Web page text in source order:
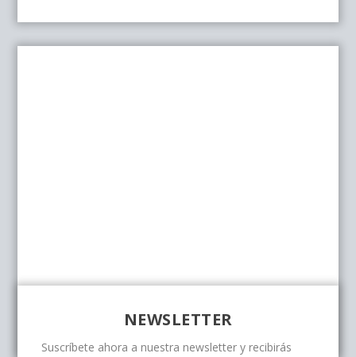
NEWSLETTER
Suscríbete ahora a nuestra newsletter y recibirás